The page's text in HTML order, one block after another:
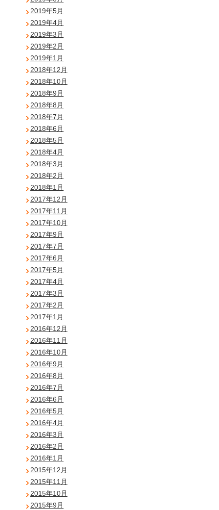
2019年5月
2019年4月
2019年3月
2019年2月
2019年1月
2018年12月
2018年10月
2018年9月
2018年8月
2018年7月
2018年6月
2018年5月
2018年4月
2018年3月
2018年2月
2018年1月
2017年12月
2017年11月
2017年10月
2017年9月
2017年7月
2017年6月
2017年5月
2017年4月
2017年3月
2017年2月
2017年1月
2016年12月
2016年11月
2016年10月
2016年9月
2016年8月
2016年7月
2016年6月
2016年5月
2016年4月
2016年3月
2016年2月
2016年1月
2015年12月
2015年11月
2015年10月
2015年9月